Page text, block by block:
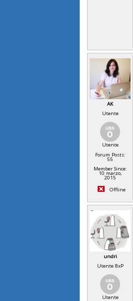
AK
Utente
Utente
Forum Posts:
55
Member Since:
10 marzo,
2015
Offline
undri
Utente 8xP
Utente